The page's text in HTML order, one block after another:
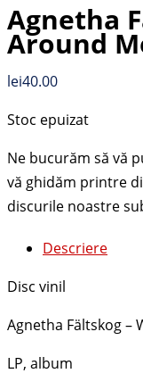
Agnetha
Around
lei40.00
Stoc epuizat
Descriere
Disc vinil
Agnetha Fältskog –
LP, album